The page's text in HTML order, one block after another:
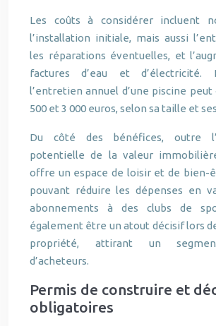
Les coûts à considérer incluent
l’installation initiale, mais aussi
les réparations éventuelles, et
factures d’eau et d’électricité.
l’entretien annuel d’une piscine
500 et 3 000 euros, selon sa taille et
Du côté des bénéfices, outre
potentielle de la valeur
offre un espace de loisir et de bien-
pouvant réduire les dépenses en
abonnements à des clubs de
également être un atout décisif lors
propriété, attirant un
d’acheteurs.
Permis de construire et
obligatoires